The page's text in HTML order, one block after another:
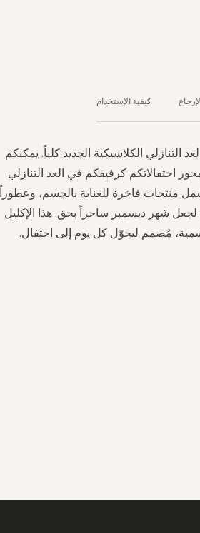
التنازلي الكلاسيكية الجديد كلياً. يمكنكم
احتفالاتكم كرفيقكم في العد التنازلي
منتجات فاخرة للعناية بالجسم، وعطوراً
شهر ديسمبر ساحراً بحق. هذا الإكليل
مُصمم ليحوّل كل يوم إلى احتفال.
كيفية الإستخدام